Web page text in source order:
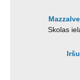
Skolas